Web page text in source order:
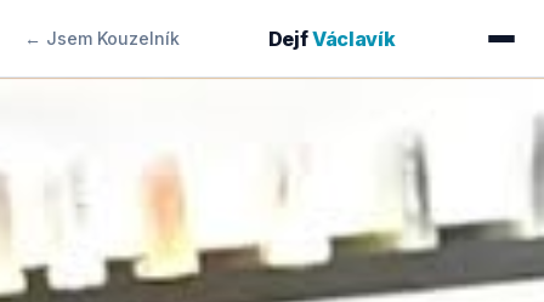
← Jsem Kouzelník DejfVáclavík